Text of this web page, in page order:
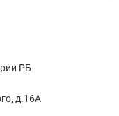
РБ
д.16А